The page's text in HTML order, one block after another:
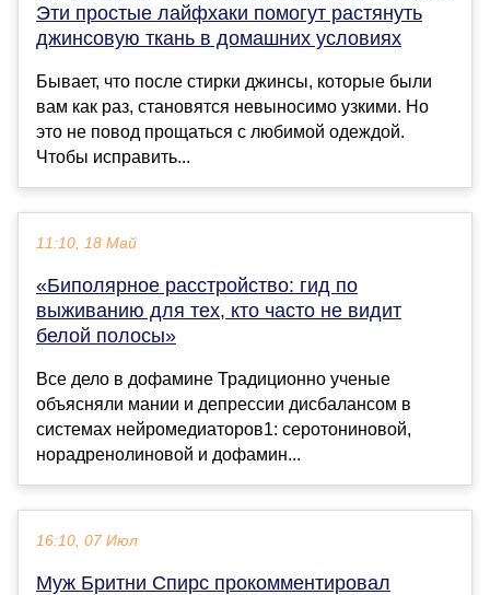
Эти простые лайфхаки помогут растянуть
джинсовую ткань в домашних условиях
Бывает, что после стирки джинсы, которые были
вам как раз, становятся невыносимо узкими. Но
это не повод прощаться с любимой одеждой.
Чтобы исправить...
11:10, 18 Май
«Биполярное расстройство: гид по
выживанию для тех, кто часто не видит
белой полосы»
Все дело в дофамине Традиционно ученые
объясняли мании и депрессии дисбалансом в
системах нейромедиаторов1: серотониновой,
норадренолиновой и дофамин...
16:10, 07 Июл
Муж Бритни Спирс прокомментировал